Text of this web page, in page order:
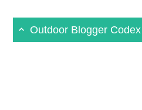
Outdoor Blogger Codex